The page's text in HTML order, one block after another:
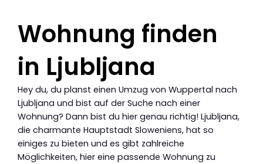
Wohnung finden
in Ljubljana
Hey du, du planst einen Umzug von Wuppertal nach
Ljubljana und bist auf der Suche nach einer
Wohnung? Dann bist du hier genau richtig! Ljubljana,
die charmante Hauptstadt Sloweniens, hat so
einiges zu bieten und es gibt zahlreiche
Möglichkeiten, hier eine passende Wohnung zu